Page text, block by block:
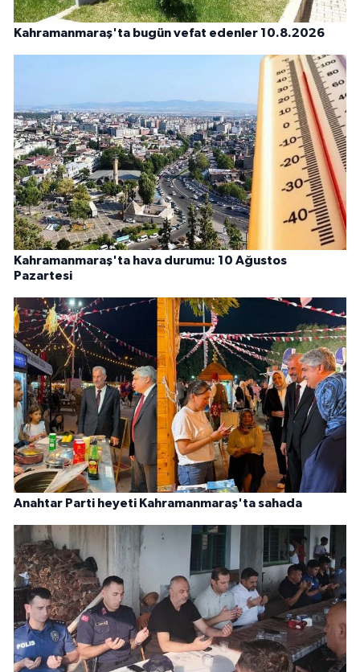
Kahramanmaraş'ta bugün vefat edenler 10.8.2026
Kahramanmaraş'ta hava durumu: 10 Ağustos
Pazartesi
Anahtar Parti heyeti Kahramanmaraş'ta sahada